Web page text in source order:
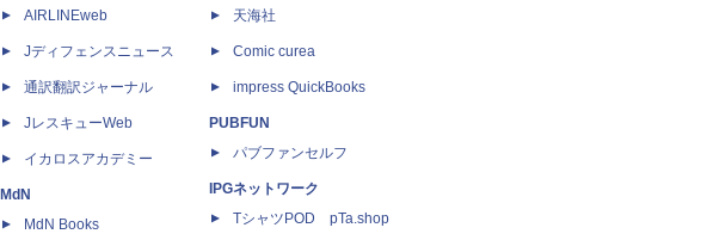
AIRLINEweb
Jディフェンスニュース
通訳翻訳ジャーナル
JレスキューWeb
イカロスアカデミー
MdN
MdN Books
天海社
Comic curea
impress QuickBooks
PUBFUN
パブファンセルフ
IPGネットワーク
TシャツPOD pTa.shop